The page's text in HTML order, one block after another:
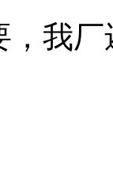
我